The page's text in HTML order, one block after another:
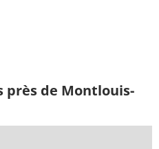
près de Montlouis-